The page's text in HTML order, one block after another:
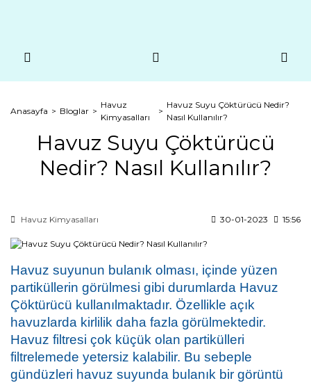
Anasayfa Bloglar
Havuz
Kimyasalları
Havuz Suyu Çöktürücü Nedir?
Nasıl Kullanılır?
Havuz Suyu Çöktürücü
Nedir? Nasıl Kullanılır?
Havuz Kimyasalları 30-01-2023 15:56
Havuz suyunun bulanık olması, içinde yüzen
partiküllerin görülmesi gibi durumlarda Havuz
Çöktürücü kullanılmaktadır. Özellikle açık
havuzlarda kirlilik daha fazla görülmektedir.
Havuz filtresi çok küçük olan partikülleri
filtrelemede yetersiz kalabilir. Bu sebeple
gündüzleri havuz suyunda bulanık bir görüntü